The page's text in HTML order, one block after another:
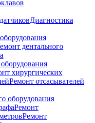
Диагностика
дентального
хирургических
Ремонт отсасывателей
оборудования
Ремонт
Ремонт